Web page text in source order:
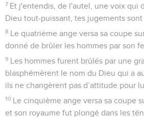
7 Et j'entendis, de l'autel, une voix qui
Dieu tout-puissant, tes jugements sont
8 Le quatrième ange versa sa coupe
donné de brûler les hommes par son
9 Les hommes furent brûlés par une
blasphémèrent le nom du Dieu qui a
ils ne changèrent pas d’attitude pour
10 Le cinquième ange versa sa coupe
et son royaume fut plongé dans les